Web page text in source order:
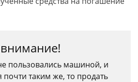
пользовались машиной, и
почти таким же, то продать